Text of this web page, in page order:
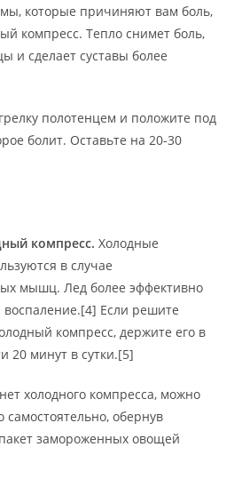
которые причиняют вам боль,
компресс. Тепло снимет боль,
и сделает суставы более
полотенцем и положите под
болит. Оставьте на 20-30
компресс. Холодные
в случае
мышц. Лед более эффективно
воспаление.[4] Если решите
компресс, держите его в
20 минут в сутки.[5]
холодного компресса, можно
самостоятельно, обернув
замороженных овощей